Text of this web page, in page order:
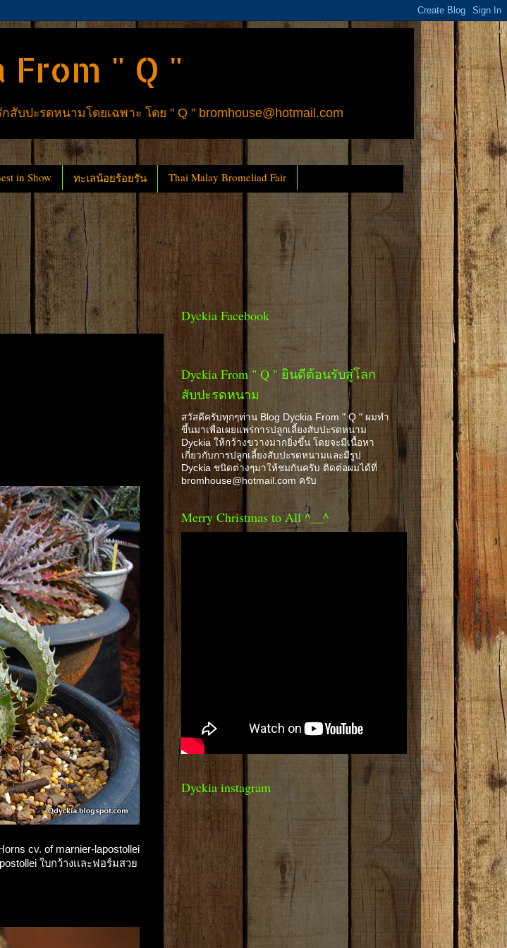
" Q "
ปะรดหนามโดยเฉพาะ โดย " Q " bromhouse@hotmail.com
in Show ทะเลน้อยร้อยรัน Thai Malay Bromeliad Fair
cv. of marnier-lapostollei
ใบกว้างเเละฟอร์มสวย
Dyckia Facebook
Dyckia From " Q " ยินดีต้อนรับสู่โลก
สับปะรดหนาม
สวัสดีครับทุกๆท่าน Blog Dyckia From " Q " ผมทำ
ขึ้นมาเพื่อเผยแพร่การปลูกเลี้ยงสับปะรดหนาม
Dyckia ให้กว้างขวางมากยิ่งขึ้น โดยจะมีเนื้อหา
เกี่ยวกับการปลูกเลี้ยงสับปะรดหนามและมีรูป
Dyckia ชนิดต่างๆมาให้ชมกันครับ ติดต่อผมได้ที่
bromhouse@hotmail.com ครับ
Merry Christmas to All ^__^
Dyckia instagram